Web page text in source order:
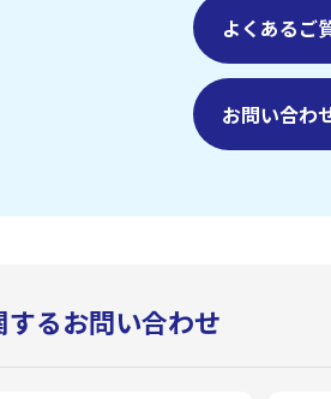
よくあるご
お問い合わ
するお問い合わせ